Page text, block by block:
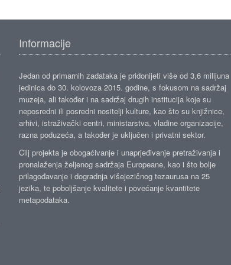
Informacije
Jedan od primarnih zadataka je pridonijeti više od 3,6 milijuna
jedinica do 30. kolovoza 2015. godine, s fokusom na sadržaj
muzeja, ali također i na sadržaj drugih institucija koje su
neposredni ili posredni nositelji kulture, kao što su knjižnice,
arhivi, istraživački centri, ministarstva, vladine organizacije,
razna poduzeća, a također je uključen i privatni sektor.
Cilj projekta je obogaćivanje i unaprjeđivanje pretraživanja i
pronalaženja željenog sadržaja Europeane, kao i što bolje
prilagođavanje i dogradnja višejezičnog tezaurusa na 25
jezika, te poboljšanje kvalitete i povećanje kvantitete
metapodataka.